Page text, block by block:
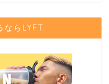
ならLYFT